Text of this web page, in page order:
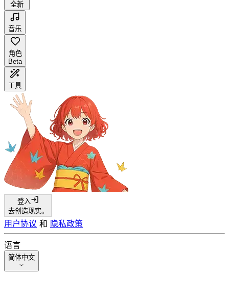
全新
音乐
角色
Beta
工具
登入
去创造现实。
用户协议 和 隐私政策
语言
简体中文